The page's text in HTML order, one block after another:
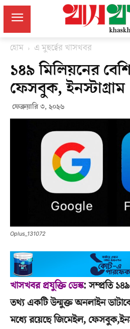
হোম এ মুহুর্ত্বের খাসখবর
১৪৯ মিলিয়নের
ফেসবুক, ইনস্টাগ্রাম
ফেব্রুয়ারি ৩, ২০২৬
Oplus_131072
খাসখবর প্রযুক্তি ডেস্ক: সম্প্রতি
তথ্য একটি উন্মুক্ত অনলাইন
মধ্যে রয়েছে জিমেইল,